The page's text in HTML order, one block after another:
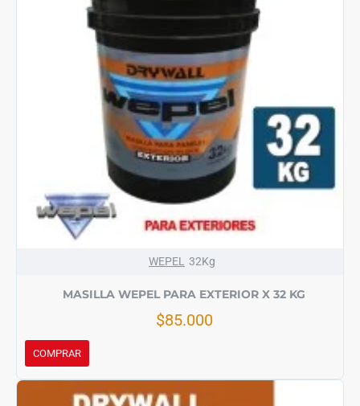
WEPEL 32Kg
MASILLA WEPEL PARA EXTERIOR X 32 KG
$85.000
COMPRAR